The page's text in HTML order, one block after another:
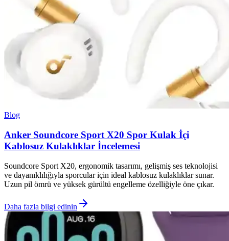
Blog
Anker Soundcore Sport X20 Spor Kulak İçi
Kablosuz Kulaklıklar İncelemesi
Soundcore Sport X20, ergonomik tasarımı, gelişmiş ses teknolojisi
ve dayanıklılığıyla sporcular için ideal kablosuz kulaklıklar sunar.
Uzun pil ömrü ve yüksek gürültü engelleme özelliğiyle öne çıkar.
Daha fazla bilgi edinin